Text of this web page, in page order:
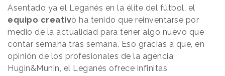
Asentado ya el Leganés en la élite del fútbol, el
equipo creativo ha tenido que reinventarse por
medio de la actualidad para tener algo nuevo que
contar semana tras semana. Eso gracias a que, en
opinión de los profesionales de la agencia
Hugin&Munin, el Leganés ofrece infinitas